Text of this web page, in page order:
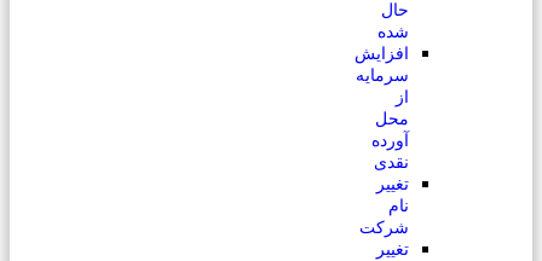
حال
شده
افزایش
سرمایه
از
محل
آورده
نقدی
تغییر
نام
شرکت
تغییر